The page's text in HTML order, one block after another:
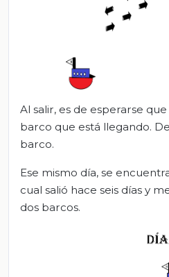
Al salir, es de esperarse
barco que está llegando.
barco.
Ese mismo día, se
cual salió hace seis días y
dos barcos.